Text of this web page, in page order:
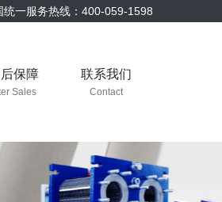
统一服务热线：400-059-1598
保障
Sales
联系我们
Contact